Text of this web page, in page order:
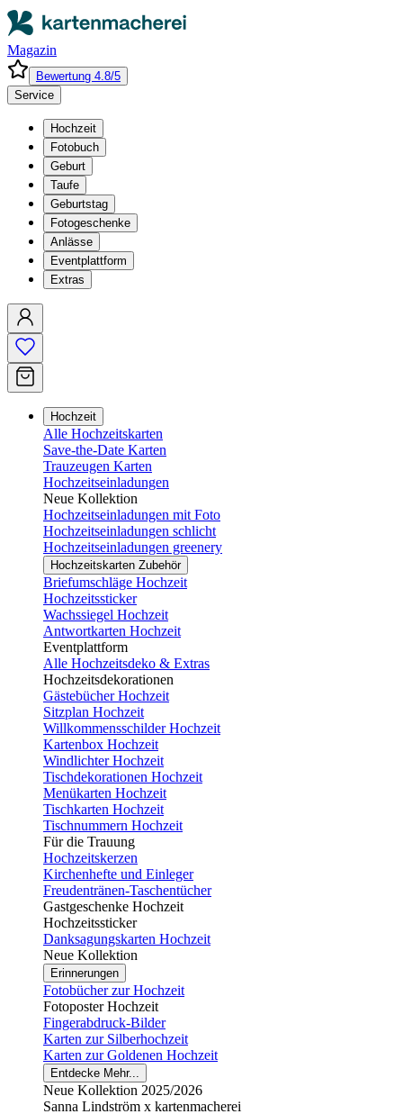
Magazin
Bewertung 4.8/5
Service
Hochzeit
Fotobuch
Geburt
Taufe
Geburtstag
Fotogeschenke
Anlässe
Eventplattform
Extras
Hochzeit
Alle Hochzeitskarten
Save-the-Date Karten
Trauzeugen Karten
Hochzeitseinladungen
Neue Kollektion
Hochzeitseinladungen mit Foto
Hochzeitseinladungen schlicht
Hochzeitseinladungen greenery
Hochzeitskarten Zubehör
Briefumschläge Hochzeit
Hochzeitssticker
Wachssiegel Hochzeit
Antwortkarten Hochzeit
Eventplattform
Alle Hochzeitsdeko & Extras
Hochzeitsdekorationen
Gästebücher Hochzeit
Sitzplan Hochzeit
Willkommensschilder Hochzeit
Kartenbox Hochzeit
Windlichter Hochzeit
Tischdekorationen Hochzeit
Menükarten Hochzeit
Tischkarten Hochzeit
Tischnummern Hochzeit
Für die Trauung
Hochzeitskerzen
Kirchenhefte und Einleger
Freudentränen-Taschentücher
Gastgeschenke Hochzeit
Hochzeitssticker
Danksagungskarten Hochzeit
Neue Kollektion
Erinnerungen
Fotobücher zur Hochzeit
Fotoposter Hochzeit
Fingerabdruck-Bilder
Karten zur Silberhochzeit
Karten zur Goldenen Hochzeit
Entdecke Mehr...
Neue Kollektion 2025/2026
Sanna Lindström x kartenmacherei